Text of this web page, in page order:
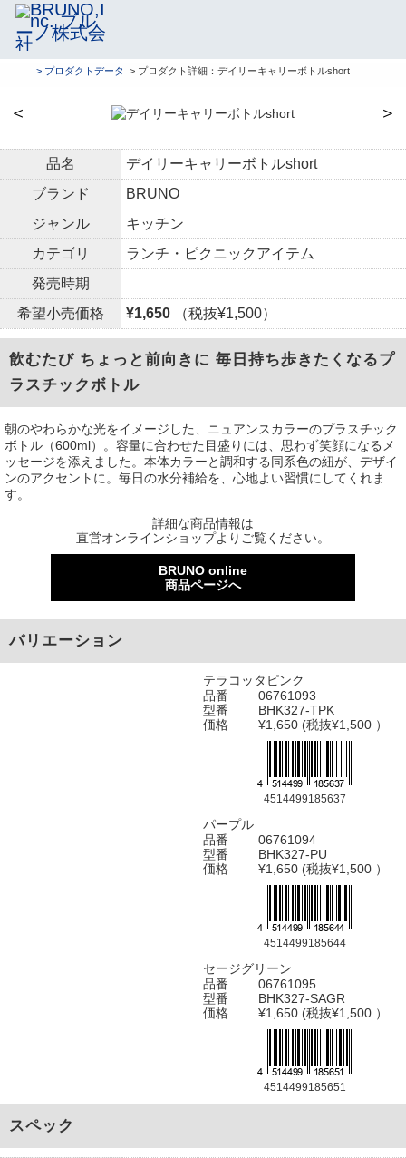
> プロダクトデータ > プロダクト詳細：デイリーキャリーボトルshort
＜ ＞
品名
デイリーキャリーボトルshort
ブランド
BRUNO
ジャンル
キッチン
カテゴリ
ランチ・ピクニックアイテム
発売時期
希望小売価格
¥1,650 （税抜¥1,500）
飲むたび ちょっと前向きに 毎日持ち歩きたくなるプ
ラスチックボトル
朝のやわらかな光をイメージした、ニュアンスカラーのプラスチック
ボトル（600ml）。容量に合わせた目盛りには、思わず笑顔になるメ
ッセージを添えました。本体カラーと調和する同系色の紐が、デザイ
ンのアクセントに。毎日の水分補給を、心地よい習慣にしてくれま
す。
詳細な商品情報は
直営オンラインショップよりご覧ください。
BRUNO online
商品ページへ
バリエーション
テラコッタピンク
品番
06761093
型番
BHK327-TPK
価格
¥1,650 (税抜¥1,500 ）
4514499185637
パープル
品番
06761094
型番
BHK327-PU
価格
¥1,650 (税抜¥1,500 ）
4514499185644
セージグリーン
品番
06761095
型番
BHK327-SAGR
価格
¥1,650 (税抜¥1,500 ）
4514499185651
スペック